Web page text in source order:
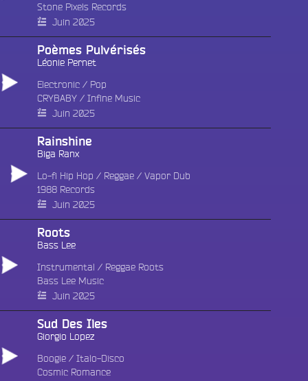
Stone Pixels Records
Juin 2025
Poèmes Pulvérisés
Léonie Pernet
Electronic / Pop
CRYBABY / Infine Music
Juin 2025
Rainshine
Biga Ranx
Lo-fi Hip Hop / Reggae / Vapor Dub
1988 Records
Juin 2025
Roots
Bass Lee
Instrumental / Reggae Roots
Bass Lee Music
Juin 2025
Sud Des Îles
Giorgio Lopez
Boogie / Italo-Disco
Cosmic Romance